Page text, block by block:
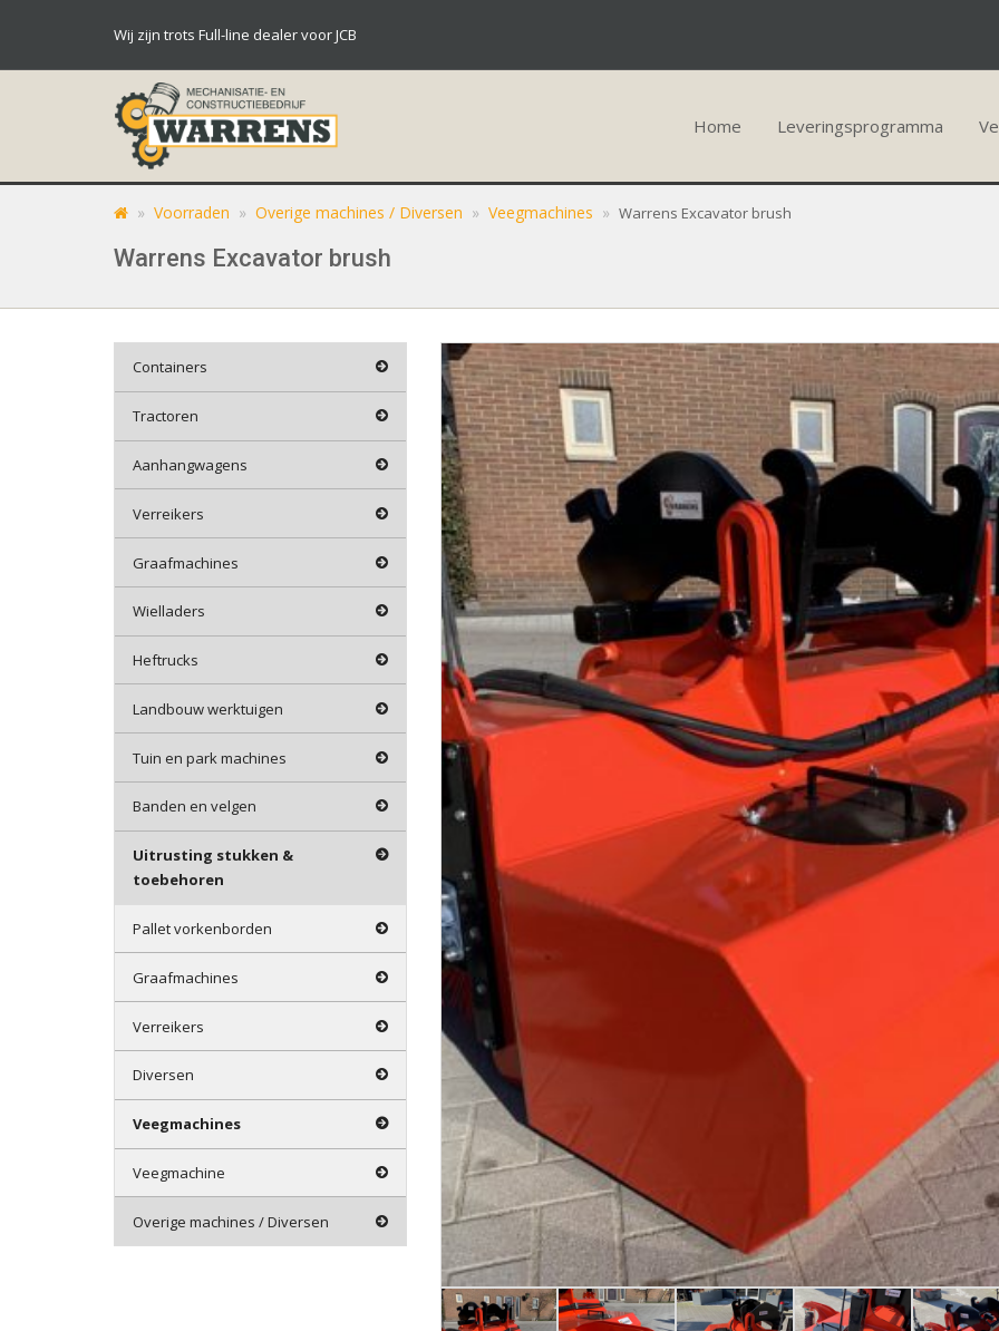
Wij zijn trots Full-line dealer voor JCB
Home Leveringsprogramma
» Voorraden » Overige machines / Diversen » Veegmachines » Warrens Excavator brush
Warrens Excavator brush
Containers
Tractoren
Aanhangwagens
Verreikers
Graafmachines
Wielladers
Heftrucks
Landbouw werktuigen
Tuin en park machines
Banden en velgen
Uitrusting stukken &
toebehoren
Pallet vorkenborden
Graafmachines
Verreikers
Diversen
Veegmachines
Veegmachine
Overige machines / Diversen